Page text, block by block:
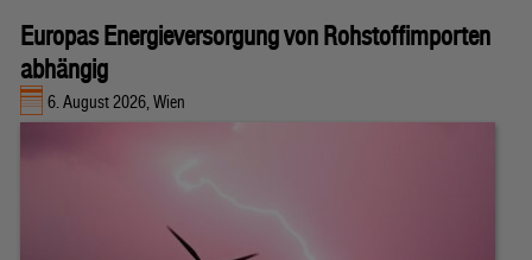
Europas Energieversorgung von Rohstoffimporten
abhängig
6. August 2026, Wien